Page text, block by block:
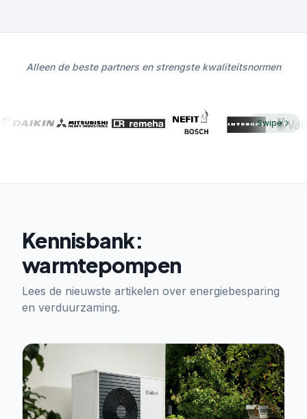
Alleen de beste partners en strengste kwaliteitsnormen
Swipe
Kennisbank:
warmtepompen
Lees de nieuwste artikelen over energiebesparing
en verduurzaming.